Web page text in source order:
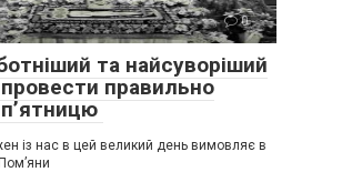
0
та найсуворіший
правильно
із нас в цей великий день вимовляє в